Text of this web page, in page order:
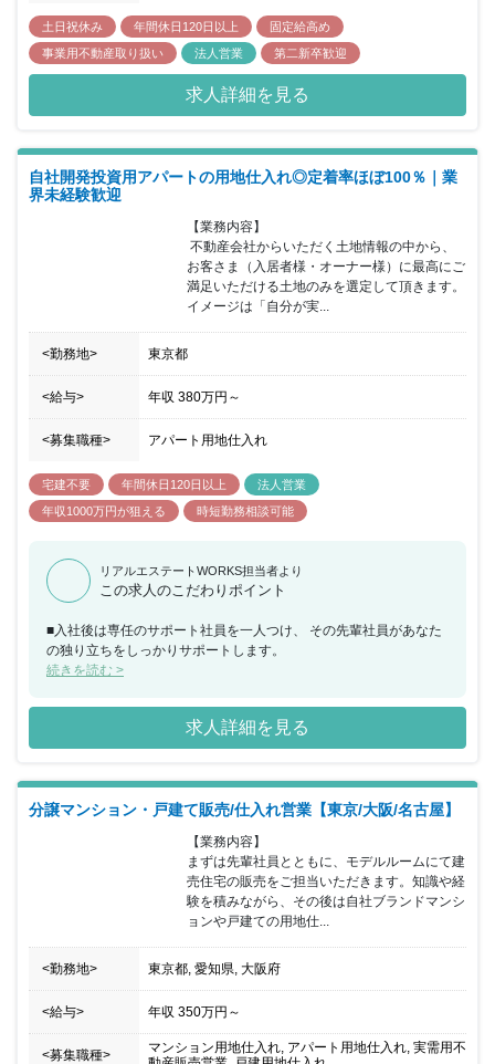
土日祝休み 年間休日120日以上
固定給高め
事業用不動産取り扱い
法人営業 第二新卒歓迎
求人詳細を見る
自社開発投資用アパートの用地仕入れ◎定着率ほぼ100％｜業
界未経験歓迎
【業務内容】
お客さま（入居者様・オーナー様）に最高にご
満足いただける土地のみを選定して頂きます。
イメージは「自分が実...
<勤務地> 東京都
<給与> 年収 380万円 ～
<募集職種> アパート用地仕入れ
宅建不要 年間休日120日以上
法人営業
年収1000万円が狙える
時短勤務相談可能
リアルエステートWORKS担当者より
この求人のこだわりポイント
■入社後は専任のサポート社員を一人つけ、 その先輩社員があなた
の独り立ちをしっかりサポートします。
続きを読む >
求人詳細を見る
分譲マンション・戸建て販売/仕入れ営業【東京/大阪/名古屋】
【業務内容】
まずは先輩社員とともに、モデルルームにて建
売住宅の販売をご担当いただきます。知識や経
験を積みながら、その後は自社ブランドマンシ
ョンや戸建ての用地仕...
<勤務地> 東京都, 愛知県, 大阪府
<給与> 年収 350万円 ～
<募集職種>
マンション用地仕入れ, アパート用地仕入れ, 実需用不